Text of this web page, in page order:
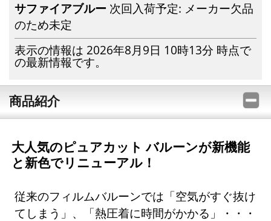
サファイアブルー 次回入荷予定: メーカー欠品
のため未定
表示の情報は 2026年8月9日 10時13分 時点で
の最新情報です。
商品紹介
大人気のピュアカット バルーンが新機能
と新色でリニューアル！
従来のフィルムバルーンでは「空気がすぐ抜け
てしまう」、「熱圧着に時間がかかる」・・・